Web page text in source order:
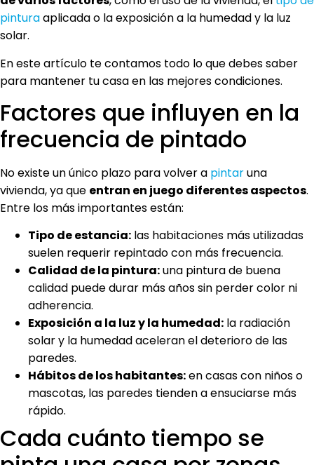
pinturaaplicada o la exposición a la humedad y la luz
solar.
En este artículo te contamos todo lo que debes saber
para mantener tu casa en las mejores condiciones.
Factores que influyen en la
frecuencia de pintado
No existe un único plazo para volver a pintaruna
vivienda, ya que entran en juego diferentes aspectos.
Entre los más importantes están:
Tipo de estancia: las habitaciones más utilizadas
suelen requerir repintado con más frecuencia.
Calidad de la pintura:una pintura de buena
calidad puede durar más años sin perder color ni
adherencia.
Exposición a la luz y la humedad: la radiación
solar y la humedad aceleran el deterioro de las
paredes.
Hábitos de los habitantes:en casas con niños o
mascotas, las paredes tienden a ensuciarse más
rápido.
Cada cuánto tiempo se